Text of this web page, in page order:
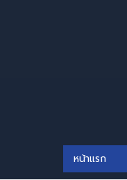
หน้าแรก